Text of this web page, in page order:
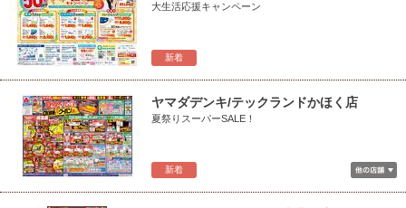
新着
大生活応援キャンペーン
新着
ヤマダデンキ/テックランドかほく店
夏祭りスーパーSALE！